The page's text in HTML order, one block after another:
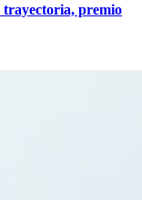
trayectoria, premio